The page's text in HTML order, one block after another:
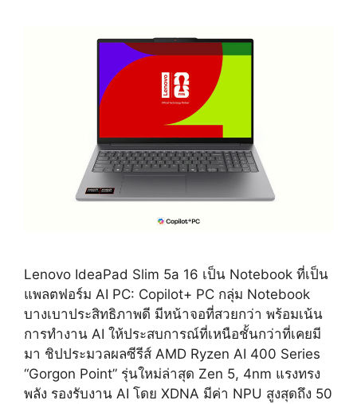
Lenovo IdeaPad Slim 5a 16 เป็น Notebook ที่เป็น
แพลตฟอร์ม AI PC: Copilot+ PC กลุ่ม Notebook
บางเบาประสิทธิภาพดี มีหน้าจอที่สวยกว่า พร้อมเน้น
การทำงาน AI ให้ประสบการณ์ที่เหนือชั้นกว่าที่เคยมี
มา ชิปประมวลผลซีรีส์ AMD Ryzen AI 400 Series
“Gorgon Point” รุ่นใหม่ล่าสุด Zen 5, 4nm แรงทรง
พลัง รองรับงาน AI โดย XDNA มีค่า NPU สูงสุดถึง 50